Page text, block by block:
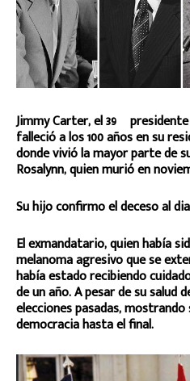
Jimmy Carter, el 39º
falleció a los 100 años en su
donde vivió la mayor parte de
Rosalynn, quien murió en
Su hijo confirmo el deceso al
El exmandatario, quien había
melanoma agresivo que se
había estado recibiendo
de un año. A pesar de su salud
elecciones pasadas,
democracia hasta el final.